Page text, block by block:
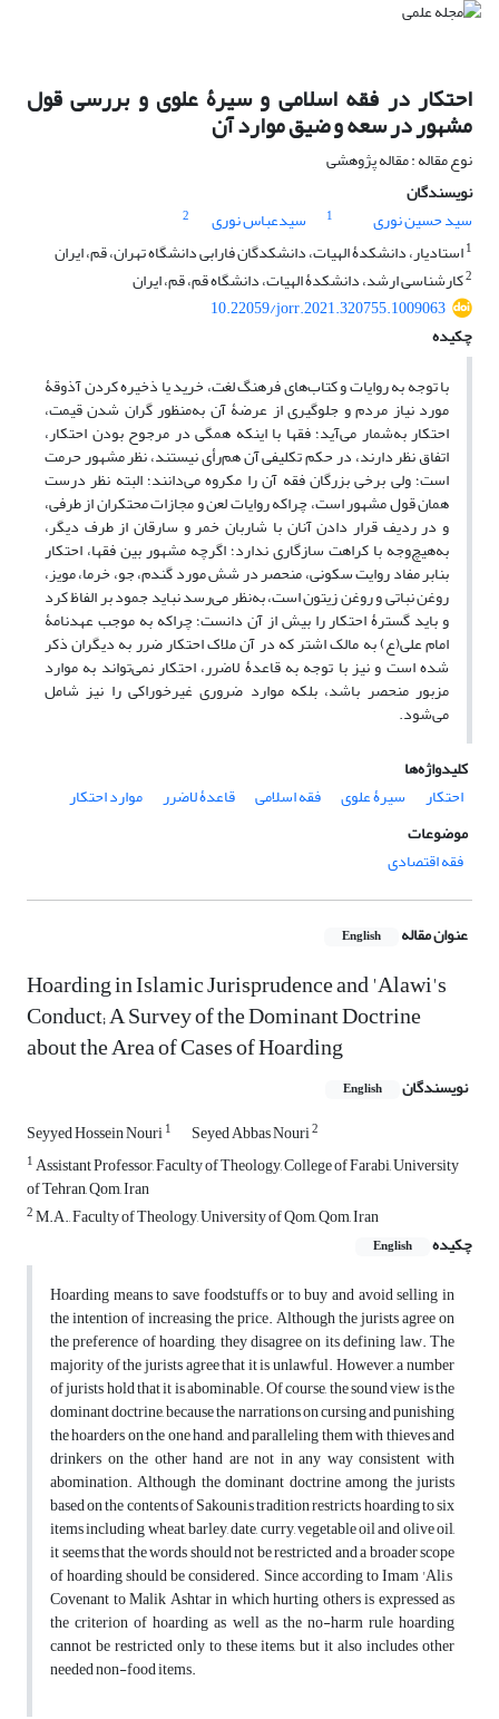
احتکار در فقه اسلامی و سیرۀ علوی و بررسی قول
مشهور در سعه و ضیق موارد آن
نوع مقاله : مقاله پژوهشی
نویسندگان
سید حسین نوری
1 سیدعباس نوری
2
1استادیار، دانشکدۀ الهیات، دانشکدگان فارابی دانشگاه تهران، قم، ایران
2کارشناسی ارشد، دانشکدۀ الهیات، دانشگاه قم، قم، ایران
10.22059/jorr.2021.320755.1009063
چکیده
با توجه به روایات و کتاب‌های فرهنگ لغت، خرید یا ذخیره کردن آذوقۀ
مورد نیاز مردم و جلوگیری از عرضۀ آن به‌منظور گران شدن قیمت،
احتکار به‌شمار می‌آید؛ فقها با اینکه همگی در مرجوح بودن احتکار،
اتفاق نظر دارند، در حکم تکلیفی آن هم‌رأی نیستند، نظر مشهور حرمت
است؛ ولی برخی بزرگان فقه آن را مکروه می‌دانند؛ البته نظر درست
همان قول مشهور است، چراکه روایات لعن و مجازات محتکران از طرفی،
و در ردیف قرار دادن آنان با شاربان خمر و سارقان از طرف دیگر،
به‌هیچ‌وجه با کراهت سازگاری ندارد؛ اگرچه مشهور بین فقها، احتکار
بنابر مفاد روایت سکونی، منحصر در شش مورد گندم، جو، خرما، مویز،
روغن نباتی و روغن زیتون است، به‌نظر می‌رسد نباید جمود بر الفاظ کرد
و باید گسترۀ احتکار را بیش از آن دانست؛ چراکه به موجب عهدنامۀ
امام علی(ع) به مالک اشتر که در آن ملاک احتکار ضرر به دیگران ذکر
شده است و نیز با توجه به قاعدۀ لاضرر، احتکار نمی‌تواند به موارد
مزبور منحصر باشد، بلکه موارد ضروری غیرخوراکی را نیز شامل
می‌شود.
کلیدواژه‌ها
احتکار
سیرۀ علوی فقه اسلامی قاعدۀ لاضرر
موارد احتکار
موضوعات
فقه اقتصادی
عنوان مقاله English
Hoarding in Islamic Jurisprudence and 'Alawi's
Conduct; A Survey of the Dominant Doctrine
about the Area of Cases of Hoarding
نویسندگان English
Seyyed Hossein Nouri1 Seyed Abbas Nouri2
1Assistant Professor, Faculty of Theology, College of Farabi, University
of Tehran, Qom, Iran
2M.A., Faculty of Theology, University of Qom, Qom, Iran
چکیده
English
Hoarding means to save foodstuffs or to buy and avoid selling in
the intention of increasing the price. Although the jurists agree on
the preference of hoarding, they disagree on its defining law. The
majority of the jurists agree that it is unlawful. However, a number
of jurists hold that it is abominable. Of course, the sound view is the
dominant doctrine, because the narrations on cursing and punishing
the hoarders on the one hand, and paralleling them with thieves and
drinkers on the other hand are not in any way consistent with
abomination. Although the dominant doctrine among the jurists
based on the contents of Sakouni,s tradition restricts hoarding to six
items including wheat, barley, date, curry, vegetable oil and olive oil,
it seems that the words should not be restricted and a broader scope
of hoarding should be considered. Since according to Imam 'Ali,s
Covenant to Malik Ashtar in which hurting others is expressed as
the criterion of hoarding as well as the no-harm rule hoarding
cannot be restricted only to these items, but it also includes other
needed non-food items.